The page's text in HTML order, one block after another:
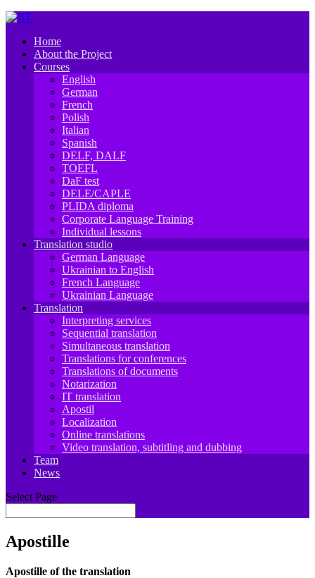
Home
About the Project
Courses
English
German
French
Polish
Italian
Spanish
DELF, DALF
TOEFL
DaF test
DELE/CAPLE
PLIDA diploma
Corporate Language Training
Individual lessons
Translation studio
German Language
Ukrainian to English
French Language
Ukrainian Language
Translation
Interpreting services
Sequential translation
Simultaneous translation
Translations for conferences
Translations of documents
Notarization
IT translation
Apostil
Localization
Online translations
Video translation, subtitling and dubbing
Team
News
Select Page
Apostille
Apostille of the translation